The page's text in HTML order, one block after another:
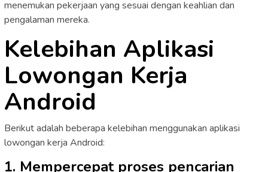
menemukan pekerjaan yang sesuai dengan keahlian dan
pengalaman mereka.
Kelebihan Aplikasi
Lowongan Kerja
Android
Berikut adalah beberapa kelebihan menggunakan aplikasi
lowongan kerja Android:
1. Mempercepat proses pencarian